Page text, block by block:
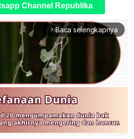
Channel Republika
arrow_forward_ios Baca selengkapnya